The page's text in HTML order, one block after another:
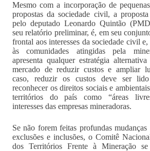
Mesmo com a incorporação de
propostas da sociedade civil, a proposta
pelo deputado Leonardo Quintão
seu relatório preliminar, é, em seu
frontal aos interesses da sociedade civil e,
às comunidades atingidas pela
apresenta qualquer estratégia
mercado de reduzir custos e ampliar
caso, reduzir os custos deve ser
reconhecer os direitos sociais e
territórios do país como “áreas
interesses das empresas mineradoras.
Se não forem feitas profundas mudanças
exclusões e inclusões, o Comitê
dos Territórios Frente à Mineração se